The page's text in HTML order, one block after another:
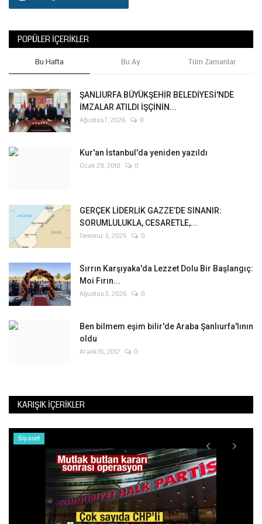
POPÜLER İÇERIKLER
Bu Hafta Bu Ay Tüm Zamanlar
ŞANLIURFA BÜYÜKŞEHİR BELEDİYESİ'NDE
İMZALAR ATILDI İŞÇİNİN...
Ağustos 7, 2026 0
Kur'an İstanbul'da yeniden yazıldı
Ocak 29, 2010 0
GERÇEK LİDERLİK GAZZE’DE SINANIR:
SORUMLULUKLA, CESARETLE,...
Temmuz 3, 2025 0
Sırrın Karşıyaka'da Lezzet Dolu Bir Başlangıç:
Moi Fırın...
Ağustos 3, 2026 0
Ben bilmem eşim bilir'de Araba Şanlıurfa'lının
oldu
Aralık 15, 2012 0
KARIŞIK İÇERIKLER
Siyaset